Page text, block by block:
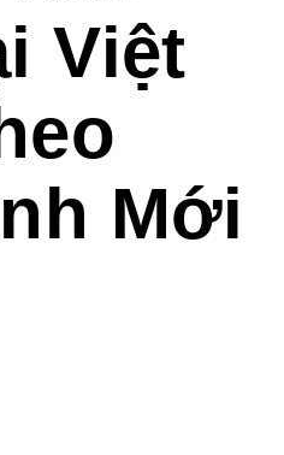
Việt
Mới